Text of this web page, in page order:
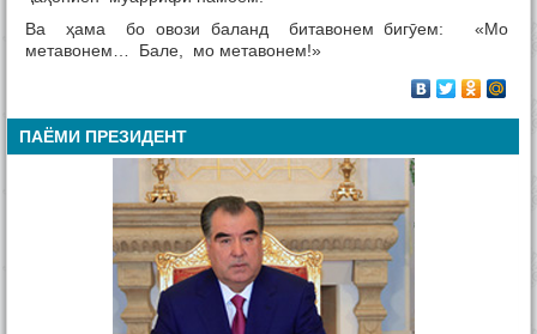
Ва ҳама бо овози баланд битавонем бигӯем: «Мо
метавонем… Бале, мо метавонем!»
ПАЁМИ ПРЕЗИДЕНТ